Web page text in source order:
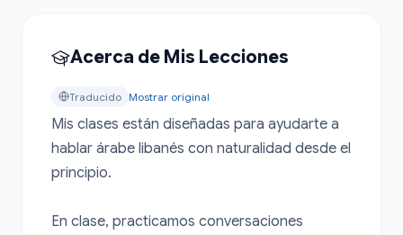
Acerca de Mis Lecciones
Traducido Mostrar original
Mis clases están diseñadas para ayudarte a
hablar árabe libanés con naturalidad desde el
principio.
En clase, practicamos conversaciones